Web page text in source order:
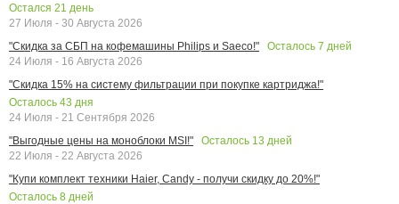
Остался 21 день
27 Июля - 30 Августа 2026
"Скидка за СБП на кофемашины Philips и Saeco!"
Осталось 7 дней
24 Июля - 16 Августа 2026
"Скидка 15% на систему фильтрации при покупке картриджа!"
Осталось 43 дня
24 Июля - 21 Сентября 2026
"Выгодные цены на моноблоки MSI!"
Осталось 13 дней
22 Июля - 22 Августа 2026
"Купи комплект техники Haier, Candy - получи скидку до 20%!"
Осталось 8 дней